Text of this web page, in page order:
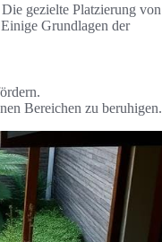
gezielte Platzierung von
Grundlagen der
Bereichen zu beruhigen.